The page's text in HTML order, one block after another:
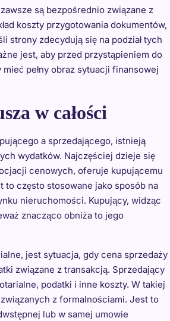
są bezpośrednio związane z
koszty przygotowania dokumentów,
strony zdecydują się na podział tych
jest, aby przed przystąpieniem do
pełny obraz sytuacji finansowej
w całości
a sprzedającego, istnieją
wydatków. Najczęściej dzieje się
cenowych, oferuje kupującemu
często stosowane jako sposób na
nieruchomości. Kupujący, widząc
znacząco obniża to jego
jest sytuacja, gdy cena sprzedaży
związane z transakcją. Sprzedający
podatki i inne koszty. W takiej
z formalnościami. Jest to
lub w samej umowie